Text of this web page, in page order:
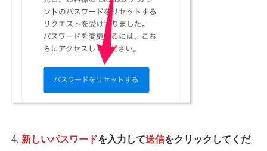
新しいパスワードを入力して送信をクリックしてくだ